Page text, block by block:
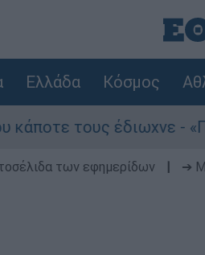
Ελλάδα Κόσμος
έδιωχνε - «Πέρασε
των εφημερίδων ➔